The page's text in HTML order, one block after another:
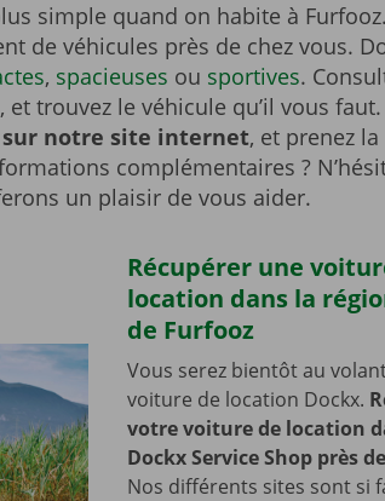
simple quand on habite à
de véhicules près de chez vous.
, spacieuses ou sportives.
trouvez le véhicule qu’il vous faut.
notre site internet, et prenez
complémentaires ?
un plaisir de vous aider.
Récupérer une
location dans la
de Furfooz
Vous serez bientôt au
voiture de location Dockx.
votre voiture de location
Dockx Service Shop près
Nos différents sites sont si